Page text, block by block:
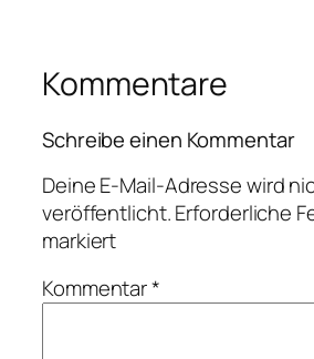
Kommentare
Schreibe einen Kommentar
Deine E-Mail-Adresse wird
veröffentlicht.Erforderliche
markiert
Kommentar*